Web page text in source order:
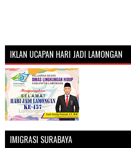
IKLAN UCAPAN HARI JADI LAMONGAN
IMIGRASI SURABAYA